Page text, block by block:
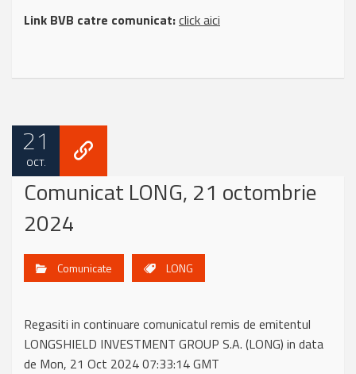
Link BVB catre comunicat:click aici
21
OCT.
Comunicat LONG, 21 octombrie
2024
Comunicate LONG
Regasiti in continuare comunicatul remis de emitentul
LONGSHIELD INVESTMENT GROUP S.A. (LONG) in data
de Mon, 21 Oct 2024 07:33:14 GMT